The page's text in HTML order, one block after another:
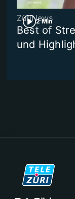
2 Min
ZüriNews
Best of
und